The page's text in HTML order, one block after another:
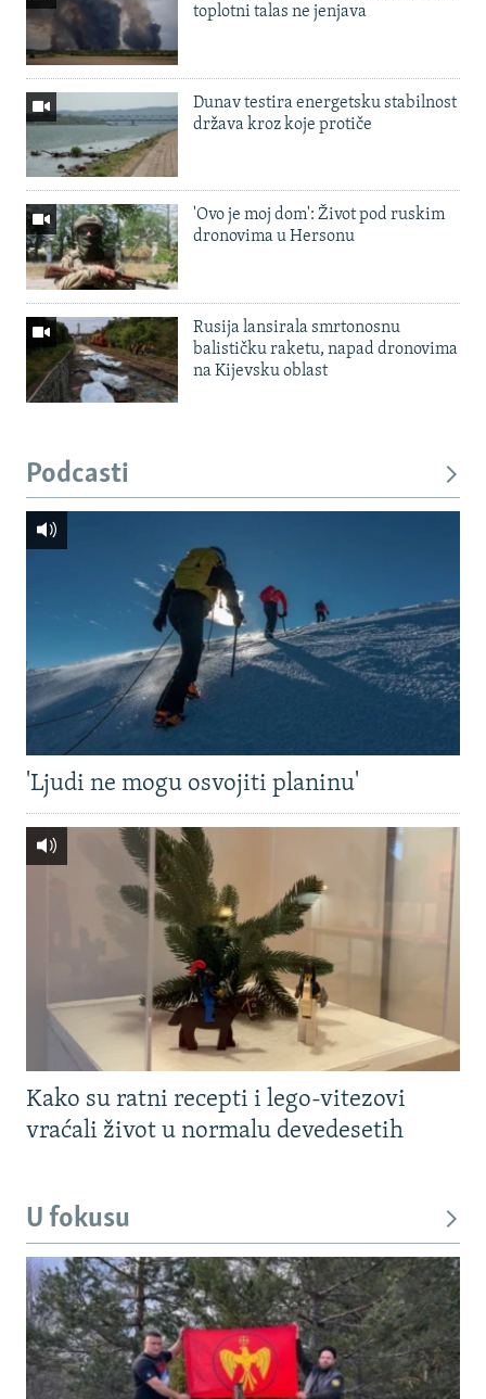
toplotni talas ne jenjava
Dunav testira energetsku stabilnost
država kroz koje protiče
'Ovo je moj dom': Život pod ruskim
dronovima u Hersonu
Rusija lansirala smrtonosnu
balističku raketu, napad dronovima
na Kijevsku oblast
Podcasti
'Ljudi ne mogu osvojiti planinu'
Kako su ratni recepti i lego-vitezovi
vraćali život u normalu devedesetih
U fokusu